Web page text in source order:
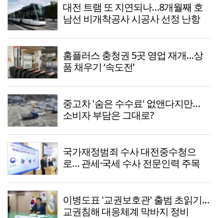
대전 트램 또 지연되나…8개월째 호
남선 비개착공사 시공사 선정 난항
홈플러스 충청권 5곳 영업 재개…상
품 채우기 ‘속도전’
중고차 '숨은 수수료' 없앤다지만…
소비자 부담은 그대로?
국가재정범죄 수사 대전중수청으
로… 관세·국세 수사 전문인력 주목
이병도표 '교권보호관' 출범 초읽기…
교권침해 대응체계 막바지 정비